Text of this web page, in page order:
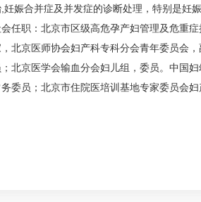
妊娠合并症及并发症的诊断处理，特别是妊
任职：北京市区级高危孕产妇管理及危重
北京医师协会妇产科专科分会青年委员会
；北京医学会输血分会妇儿组，委员。中国
委员；北京市住院医培训基地专家委员会妇